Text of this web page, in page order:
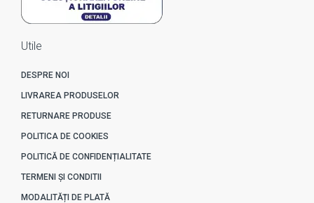
Utile
DESPRE NOI
LIVRAREA PRODUSELOR
RETURNARE PRODUSE
POLITICA DE COOKIES
POLITICĂ DE CONFIDENȚIALITATE
TERMENI ȘI CONDITII
MODALITĂȚI DE PLATĂ